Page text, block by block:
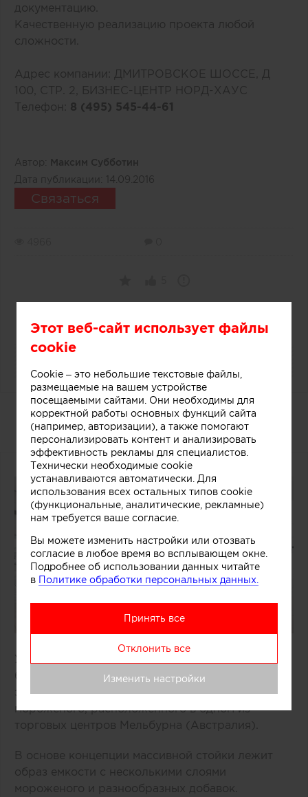
документацию.
Качественную реализацию проекта любой
сложности.
Адрес компании: ДМИТРОВСКОЕ ШОССЕ, Д
100, СТР. 2, БИЗНЕС-ЦЕНТР НОРД-ХАУС
Телефон: 8 (495) 545-44-61
Автор:
Максим Субботин
Дата публикации:
14.09.2016
Связаться
Дизайнерский прилавок в
магазине мороженого
Удачное решение предложили специалисты
бюро One Design Office и Studio Twocan,
занимавшиеся дизайном небольшого магазина
мороженого, расположенного в одном из
торговых центров Мельбурна (Австралия).
В основе концепции массивной стойки лежит
образ емкости с несколькими слоями
мороженого и разнообразных добавок.
Этот веб-сайт использует файлы
cookie
Cookie – это небольшие текстовые файлы,
размещаемые на вашем устройстве
посещаемыми сайтами. Они необходимы для
корректной работы основных функций сайта
(например, авторизации), а также помогают
персонализировать контент и анализировать
эффективность рекламы для специалистов.
Технически необходимые cookie
устанавливаются автоматически. Для
использования всех остальных типов cookie
(функциональные, аналитические, рекламные)
нам требуется ваше согласие.
Вы можете изменить настройки или отозвать
согласие в любое время во всплывающем окне.
Подробнее об использовании данных читайте
в Политике обработки персональных данных.
Принять все
Отклонить все
Изменить настройки